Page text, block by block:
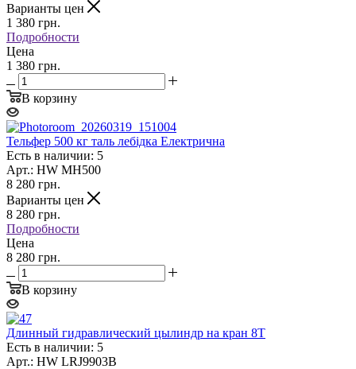
Варианты цен
1 380 грн.
Подробности
Цена
1 380 грн.
В корзину
Тельфер 500 кг таль лебідка Електрична
Есть в наличии: 5
Арт.: HW MH500
8 280 грн.
Варианты цен
8 280 грн.
Подробности
Цена
8 280 грн.
В корзину
Длинный гидравлический цылиндр на кран 8Т
Есть в наличии: 5
Арт.: HW LRJ9903B